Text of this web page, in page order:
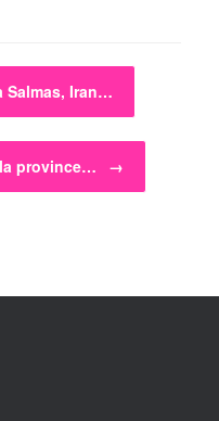
Salmas, Iran…
province… →